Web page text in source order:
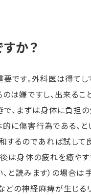
か？
す。外科医は得てし
は嫌ですし、出来るこ
、まずは身体に負担
に傷害行為である、
るのであれば試して
は身体の疲れを癒や
と読みます）の場合
の神経麻痺が生じる